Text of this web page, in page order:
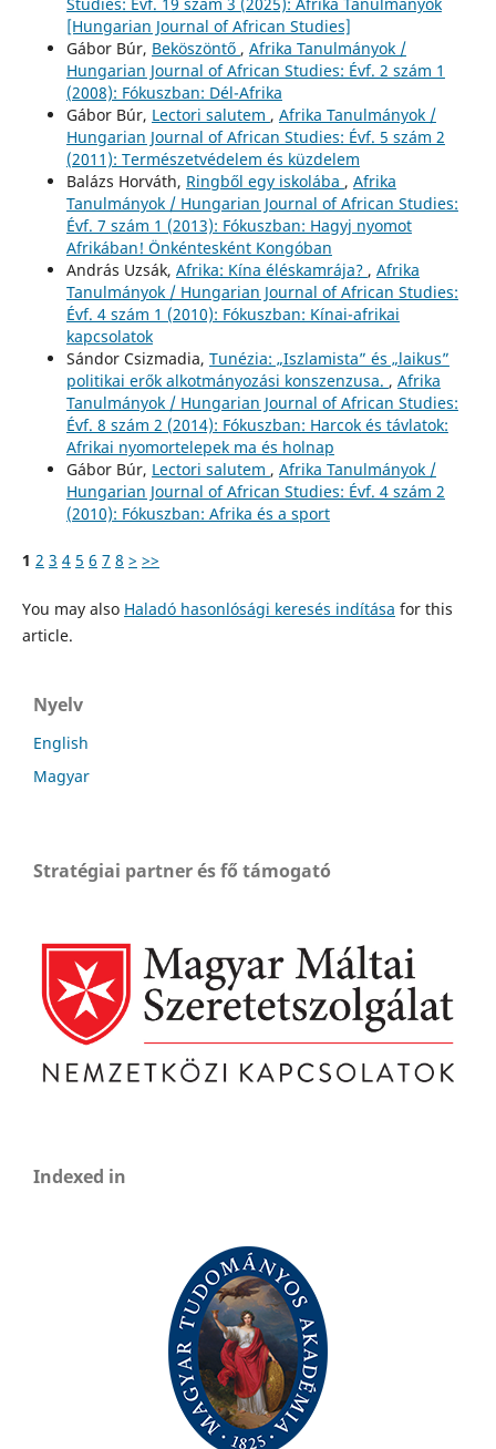
[Hungarian Journal of African Studies]
Gábor Búr, Beköszöntő , Afrika Tanulmányok /
Hungarian Journal of African Studies: Évf. 2 szám 1
(2008): Fókuszban: Dél-Afrika
Gábor Búr, Lectori salutem , Afrika Tanulmányok /
Hungarian Journal of African Studies: Évf. 5 szám 2
(2011): Természetvédelem és küzdelem
Balázs Horváth, Ringből egy iskolába , Afrika
Tanulmányok / Hungarian Journal of African Studies:
Évf. 7 szám 1 (2013): Fókuszban: Hagyj nyomot
Afrikában! Önkéntesként Kongóban
András Uzsák, Afrika: Kína éléskamrája? , Afrika
Tanulmányok / Hungarian Journal of African Studies:
Évf. 4 szám 1 (2010): Fókuszban: Kínai-afrikai
kapcsolatok
Sándor Csizmadia, Tunézia: „Iszlamista” és „laikus”
politikai erők alkotmányozási konszenzusa. , Afrika
Tanulmányok / Hungarian Journal of African Studies:
Évf. 8 szám 2 (2014): Fókuszban: Harcok és távlatok:
Afrikai nyomortelepek ma és holnap
Gábor Búr, Lectori salutem , Afrika Tanulmányok /
Hungarian Journal of African Studies: Évf. 4 szám 2
(2010): Fókuszban: Afrika és a sport
1 2 3 4 5 6 7 8 > >>
You may also Haladó hasonlósági keresés indítása for this
article.
Nyelv
English
Magyar
Stratégiai partner és fő támogató
Indexed in